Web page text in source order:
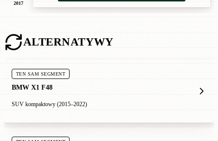
2017
ALTERNATYWY
TEN SAM SEGMENT
BMW X1 F48
SUV kompaktowy (2015–2022)